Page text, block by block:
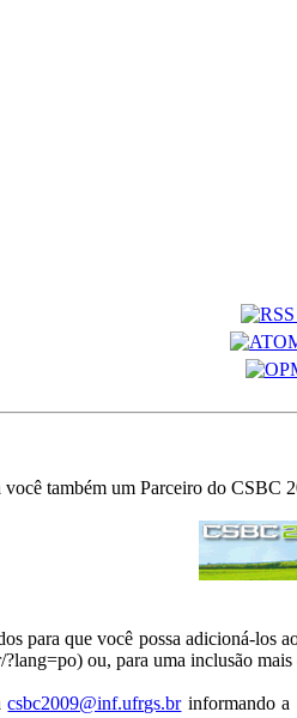
você também um Parceiro do CSBC
para que você possa adicioná-los
ou, para uma inclusão
csbc2009@inf.ufrgs.brinformando a